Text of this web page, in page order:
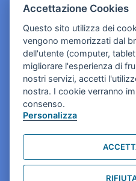
Cookies e informativa
Accettazione Cookies
Questo sito utilizza dei
vengono memorizzati dal
dell'utente (computer,
migliorare l'esperienza di
nostri servizi, accetti
nostra. I cookie verranno
consenso.
Personalizza